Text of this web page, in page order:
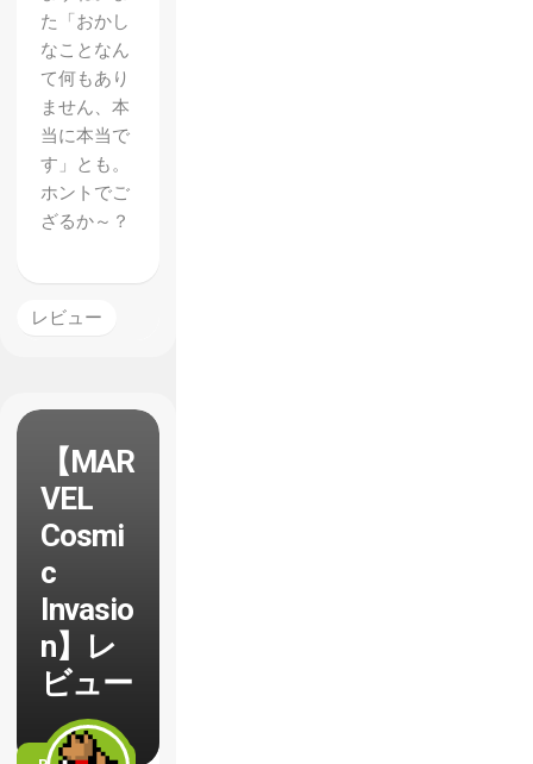
た「おかし
なことなん
て何もあり
ません、本
当に本当で
す」とも。
ホントでご
ざるか～？
レビュー
【MAR
VEL
Cosmi
c
Invasio
n】レ
ビュー